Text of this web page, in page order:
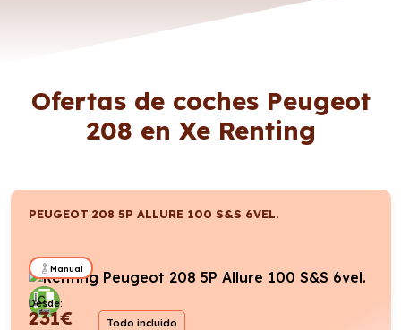
Ofertas de coches Peugeot
208 en Xe Renting
PEUGEOT 208 5P ALLURE 100 S&S 6VEL.
Manual
Desde:
231€ Todo incluido